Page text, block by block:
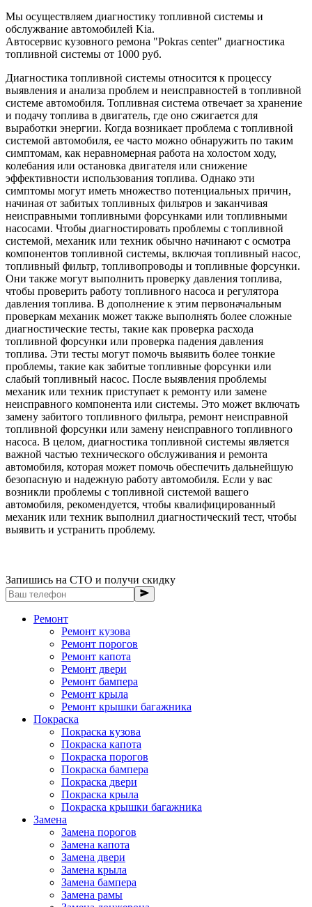
Мы осуществляем диагностику топливной системы и
обслужвание автомобилей Kia.
Автосервис кузовного ремона "Pokras center" диагностика
топливной системы от 1000 руб.
Диагностика топливной системы относится к процессу
выявления и анализа проблем и неисправностей в топливной
системе автомобиля. Топливная система отвечает за хранение
и подачу топлива в двигатель, где оно сжигается для
выработки энергии. Когда возникает проблема с топливной
системой автомобиля, ее часто можно обнаружить по таким
симптомам, как неравномерная работа на холостом ходу,
колебания или остановка двигателя или снижение
эффективности использования топлива. Однако эти
симптомы могут иметь множество потенциальных причин,
начиная от забитых топливных фильтров и заканчивая
неисправными топливными форсунками или топливными
насосами. Чтобы диагностировать проблемы с топливной
системой, механик или техник обычно начинают с осмотра
компонентов топливной системы, включая топливный насос,
топливный фильтр, топливопроводы и топливные форсунки.
Они также могут выполнить проверку давления топлива,
чтобы проверить работу топливного насоса и регулятора
давления топлива. В дополнение к этим первоначальным
проверкам механик может также выполнять более сложные
диагностические тесты, такие как проверка расхода
топливной форсунки или проверка падения давления
топлива. Эти тесты могут помочь выявить более тонкие
проблемы, такие как забитые топливные форсунки или
слабый топливный насос. После выявления проблемы
механик или техник приступает к ремонту или замене
неисправного компонента или системы. Это может включать
замену забитого топливного фильтра, ремонт неисправной
топливной форсунки или замену неисправного топливного
насоса. В целом, диагностика топливной системы является
важной частью технического обслуживания и ремонта
автомобиля, которая может помочь обеспечить дальнейшую
безопасную и надежную работу автомобиля. Если у вас
возникли проблемы с топливной системой вашего
автомобиля, рекомендуется, чтобы квалифицированный
механик или техник выполнил диагностический тест, чтобы
выявить и устранить проблему.
Запишись на СТО и получи скидку
Ремонт
Ремонт кузова
Ремонт порогов
Ремонт капота
Ремонт двери
Ремонт бампера
Ремонт крыла
Ремонт крышки багажника
Покраска
Покраска кузова
Покраска капота
Покраска порогов
Покраска бампера
Покраска двери
Покраска крыла
Покраска крышки багажника
Замена
Замена порогов
Замена капота
Замена двери
Замена крыла
Замена бампера
Замена рамы